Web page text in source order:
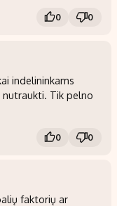
0 0
indelininkams
nutraukti. Tik pelno
0 0
faktorių ar